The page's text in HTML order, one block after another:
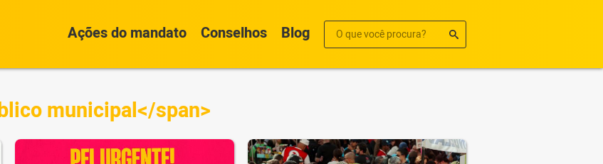
Ações do mandato Conselhos Blog
municipal</span>